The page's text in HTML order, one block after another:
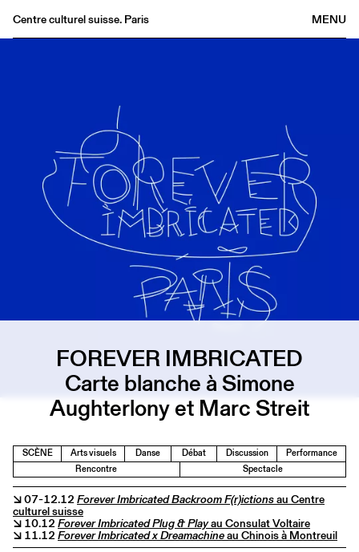
MENU
Centre culturel suisse. Paris
Médiathèque
Éditions
Informations
FOREVER IMBRICATED
Carte blanche à Simone
Aughterlony et Marc Streit
SCÈNE Arts visuels Danse Débat Discussion
Performance
Rencontre
Spectacle
↘ 07-12.12Forever Imbricated Backroom F(r)ictionsau Centre
culturel suisse
↘ 10.12Forever Imbricated Plug & Playau Consulat Voltaire
↘ 11.12Forever Imbricated x Dreamachineau Chinois à Montreuil